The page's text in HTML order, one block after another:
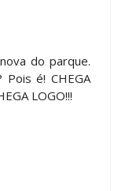
do parque.
é! CHEGA
LOGO!!!